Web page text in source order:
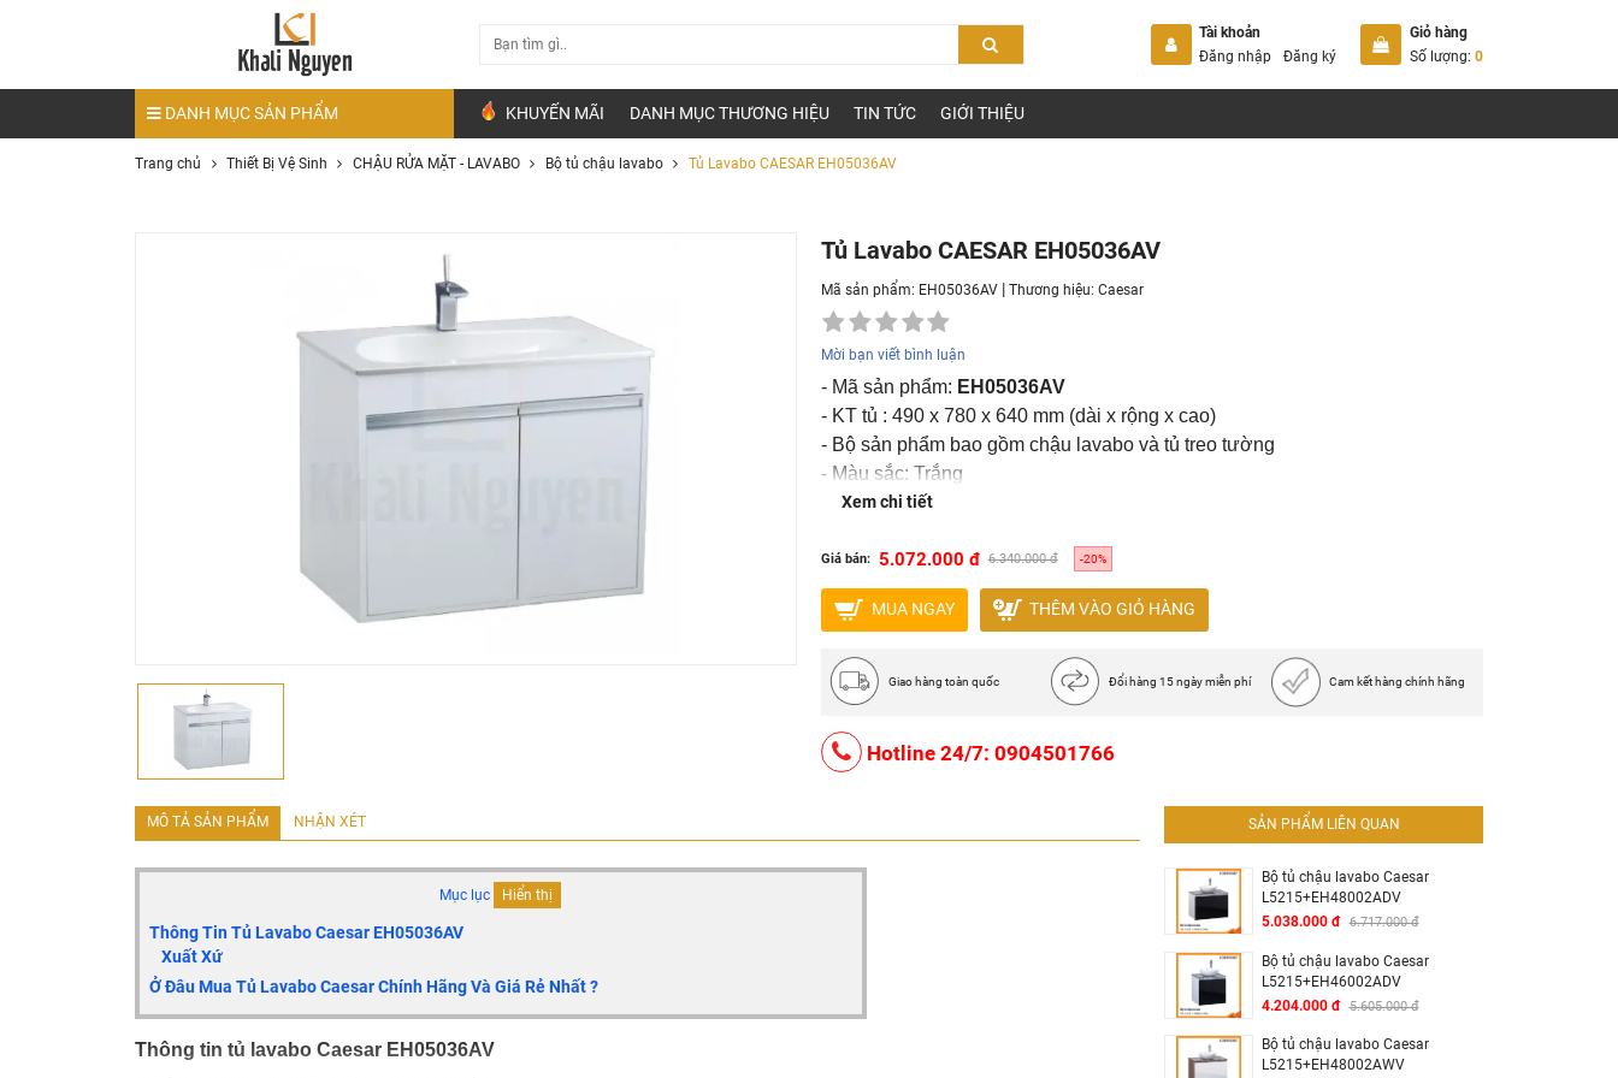
Tài khoản
Đăng nhập
Đăng ký
Giỏ hàng
Số lượng: 0
DANH MỤC SẢN PHẨM KHUYẾN MÃI DANH MỤC THƯƠNG HIỆU TIN TỨC GIỚI THIỆU
Trang chủ Thiết Bị Vệ Sinh CHẬU RỬA MẶT - LAVABO Bộ tủ chậu lavabo Tủ Lavabo CAESAR EH05036AV
Tủ Lavabo CAESAR EH05036AV
Mã sản phẩm: EH05036AV |Thương hiệu:Caesar
Mời bạn viết bình luận
- Mã sản phẩm: EH05036AV
- KT tủ : 490 x 780 x 640 mm (dài x rộng x cao)
- Bộ sản phẩm bao gồm chậu lavabo và tủ treo tường
- Màu sắc: Trắng
Giá không bao gồm chậu lavabo
Xem chi tiết
Giá bán: 5.072.000 đ 6.340.000 đ -20%
MUA NGAY THÊM VÀO GIỎ HÀNG
Giao hàng toàn quốc Đổi hàng 15 ngày miễn phí Cam kết hàng chính hãng
Hotline 24/7: 0904501766
MÔ TẢ SẢN PHẨM NHẬN XÉT
Mục lục Hiển thị
Thông Tin Tủ Lavabo Caesar EH05036AV
Xuất Xứ
Ở Đâu Mua Tủ Lavabo Caesar Chính Hãng Và Giá Rẻ Nhất ?
Thông tin tủ lavabo Caesar EH05036AV
SẢN PHẨM LIÊN QUAN
Bộ tủ chậu lavabo Caesar
L5215+EH48002ADV
5.038.000 đ 6.717.000 đ
Bộ tủ chậu lavabo Caesar
L5215+EH46002ADV
4.204.000 đ 5.605.000 đ
Bộ tủ chậu lavabo Caesar
L5215+EH48002AWV